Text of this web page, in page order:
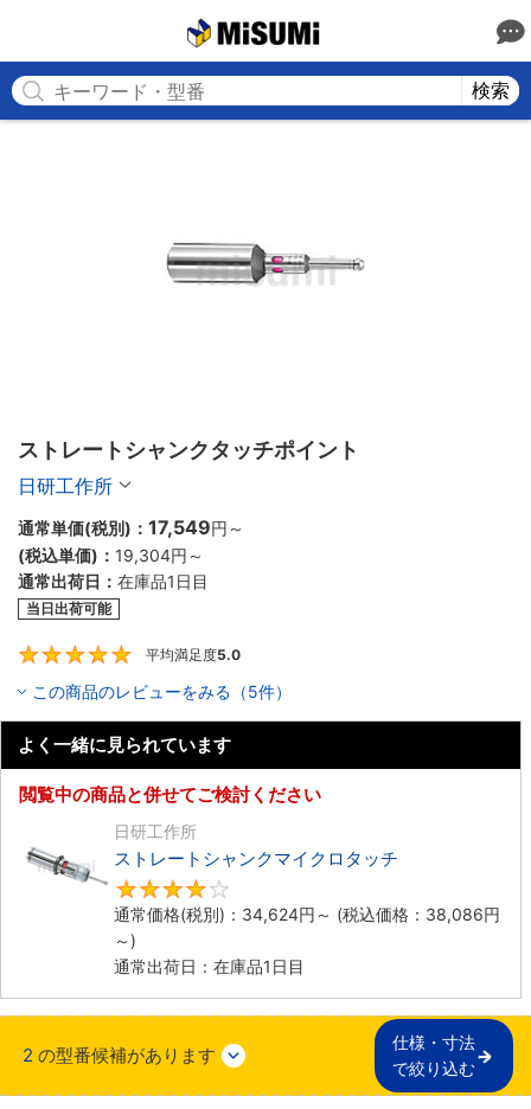
検索
ストレートシャンクタッチポイント
日研工作所
通常単価(税別)： 17,549円 ～
(税込単価)： 19,304円 ～
通常出荷日： 在庫品1日目
当日出荷可能
平均満足度5.0
この商品のレビューをみる（5件）
よく一緒に見られています
閲覧中の商品と併せてご検討ください
日研工作所
ストレートシャンクマイクロタッチ
通常価格(税別)： 34,624円 ～ (税込価格： 38,086円
～)
通常出荷日：在庫品1日目
2 の型番候補があります
仕様・寸法
で絞り込む